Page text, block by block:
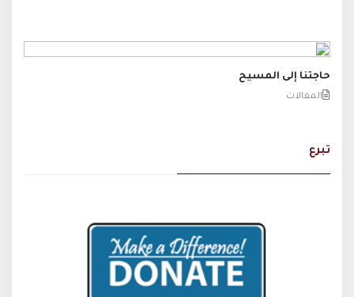
حاجتنا إلى المسيح
المقالات
تبرع